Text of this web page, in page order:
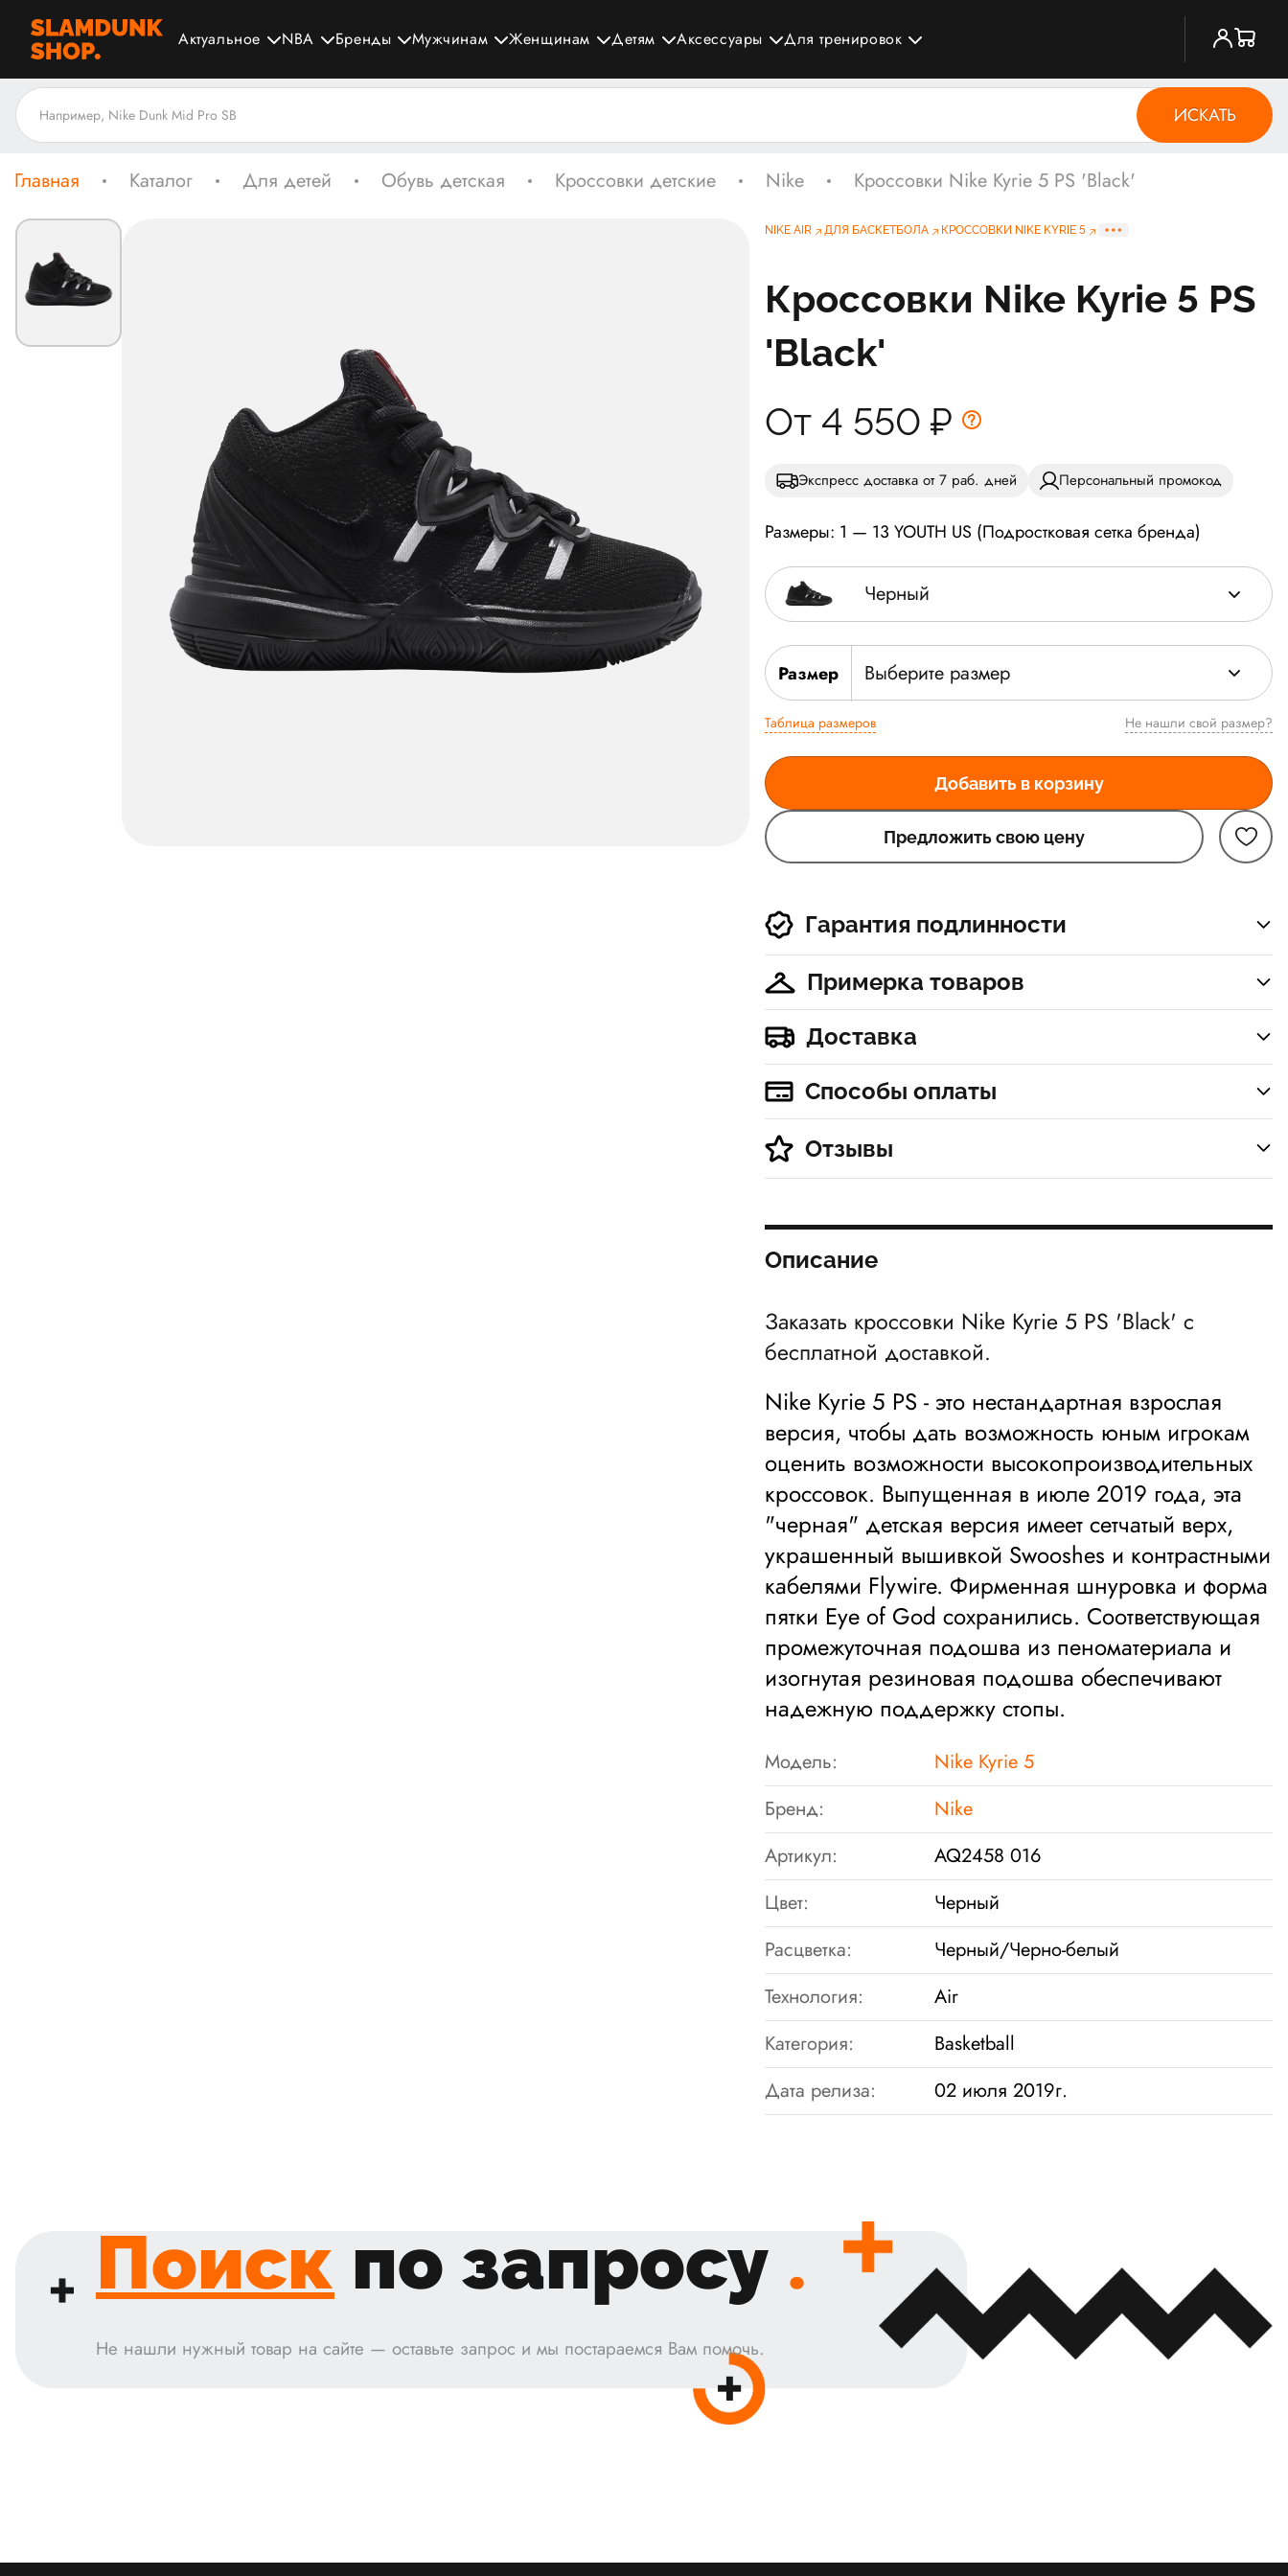
Актуальное NBA Бренды Мужчинам Женщинам Детям Аксессуары Для тренировок
ИСКАТЬ
Главная Каталог Для детей Обувь детская Кроссовки детские Nike Кроссовки Nike Kyrie 5 PS 'Black'
NIKE AIR ДЛЯ БАСКЕТБОЛА КРОССОВКИ NIKE KYRIE 5
Кроссовки Nike Kyrie 5 PS
'Black'
От 4 550 ₽
Экспресс доставка от 7 раб. дней Персональный промокод
Размеры: 1 — 13 YOUTH US (Подростковая сетка бренда)
Черный
Размер Выберите размер
Таблица размеров Не нашли свой размер?
Добавить в корзину
Предложить свою цену
Гарантия подлинности
Примерка товаров
Доставка
Способы оплаты
Отзывы
Описание
Заказать кроссовки Nike Kyrie 5 PS 'Black' с
бесплатной доставкой.
Nike Kyrie 5 PS - это нестандартная взрослая
версия, чтобы дать возможность юным игрокам
оценить возможности высокопроизводительных
кроссовок. Выпущенная в июле 2019 года, эта
"черная" детская версия имеет сетчатый верх,
украшенный вышивкой Swooshes и контрастными
кабелями Flywire. Фирменная шнуровка и форма
пятки Eye of God сохранились. Соответствующая
промежуточная подошва из пеноматериала и
изогнутая резиновая подошва обеспечивают
надежную поддержку стопы.
Модель:
Nike Kyrie 5
Бренд:
Nike
Артикул:
AQ2458 016
Цвет:
Черный
Расцветка:
Черный/Черно-белый
Технология:
Air
Категория:
Basketball
Дата релиза:
02 июля 2019г.
Поиск по запросу .
Не нашли нужный товар на сайте — оставьте запрос и мы постараемся Вам помочь.